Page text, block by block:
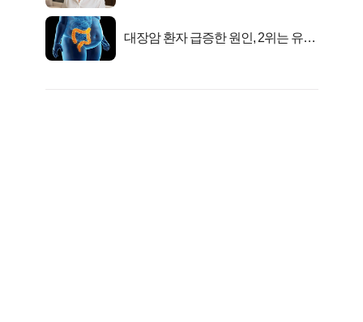
대장암 환자 급증한 원인, 2위는 유산